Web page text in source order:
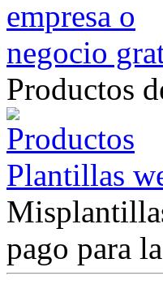
Productos
Plantillas
pago para la